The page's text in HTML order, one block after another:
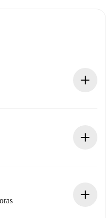
necessárias
proprietário confirme.